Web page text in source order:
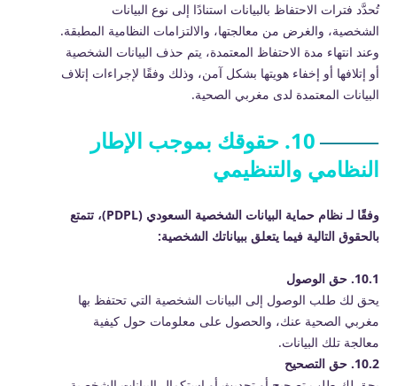
تُحدَّد فترات الاحتفاظ بالبيانات استنادًا إلى نوع البيانات
الشخصية، والغرض من معالجتها، والالتزامات النظامية المطبقة.
وعند انتهاء مدة الاحتفاظ المعتمدة، يتم حذف البيانات الشخصية
أو إتلافها أو إخفاء هويتها بشكل آمن، وذلك وفقًا لإجراءات إتلاف
البيانات المعتمدة لدى مغربي الصحية.
10. حقوقك بموجب الإطار
النظامي والتنظيمي
وفقًا لـ نظام حماية البيانات الشخصية السعودي (PDPL)، تتمتع
بالحقوق التالية فيما يتعلق ببياناتك الشخصية:
10.1. حق الوصول
يحق لك طلب الوصول إلى البيانات الشخصية التي تحتفظ بها
مغربي الصحية عنك، والحصول على معلومات حول كيفية
معالجة تلك البيانات.
10.2. حق التصحيح